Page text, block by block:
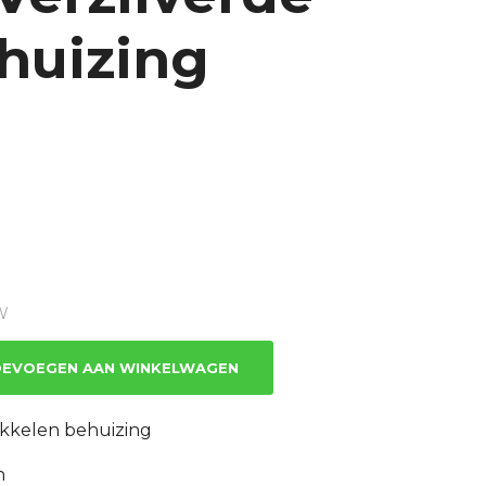
AAN WINKELWAGEN
behuizing